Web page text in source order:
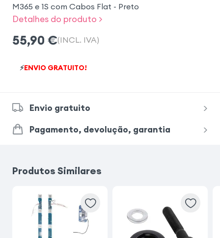
M365 e 1S com Cabos Flat - Preto
Detalhes do produto >
55,90 €(INCL. IVA)
⚡ENVIO GRATUITO!
Envio gratuito
Pagamento, devolução, garantia
Produtos Similares